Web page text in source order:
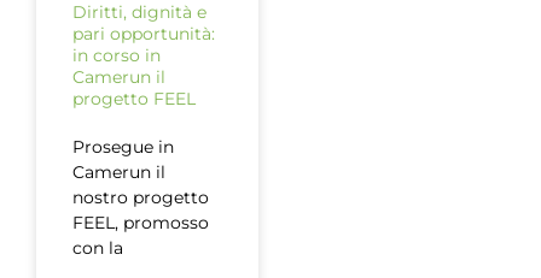
Diritti, dignità e
pari opportunità:
in corso in
Camerun il
progetto FEEL
Prosegue in
Camerun il
nostro progetto
FEEL, promosso
con la